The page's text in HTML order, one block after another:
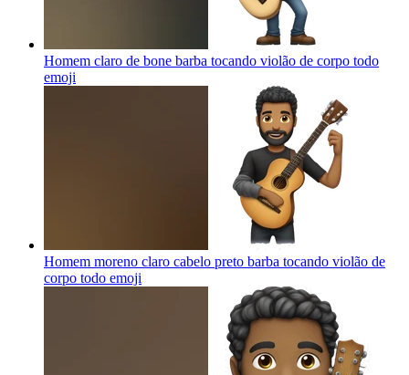
Homem claro de bone barba tocando violão de corpo todo
emoji
Homem moreno claro cabelo preto barba tocando violão de
corpo todo emoji